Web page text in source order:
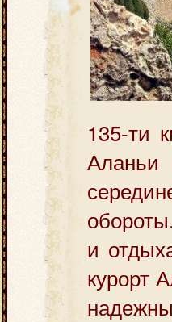
135-ти
Аланьи
и
курорт